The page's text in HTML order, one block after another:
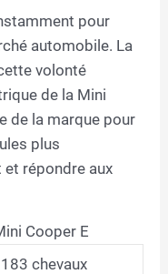
pour
automobile. La
volonté
de la Mini
de la marque pour
plus
et répondre aux
Cooper E
183 chevaux